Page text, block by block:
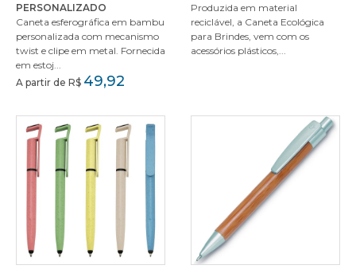
PERSONALIZADO
Caneta esferográfica em bambu
personalizada com mecanismo
twist e clipe em metal. Fornecida
em estoj...
A partir de R$ 49,92
Produzida em material
reciclável, a Caneta Ecológica
para Brindes, vem com os
acessórios plásticos,...